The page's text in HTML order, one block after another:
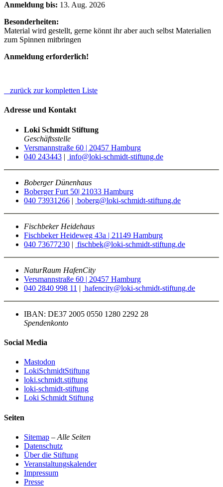
Anmeldung bis: 13. Aug. 2026
Besonderheiten:
Material wird gestellt, gerne könnt ihr aber auch selbst Materialien
zum Spinnen mitbringen
Anmeldung erforderlich!
zurück zur kompletten Liste
Adresse und Kontakt
Loki Schmidt Stiftung
Geschäftsstelle
Versmannstraße 60 | 20457 Hamburg
040 243443 | info@loki-schmidt-stiftung.de
Boberger Dünenhaus
Boberger Furt 50| 21033 Hamburg
040 73931266 | boberg@loki-schmidt-stiftung.de
Fischbeker Heidehaus
Fischbeker Heideweg 43a | 21149 Hamburg
040 73677230 | fischbek@loki-schmidt-stiftung.de
NaturRaum HafenCity
Versmannstraße 60 | 20457 Hamburg
040 2840 998 11 | hafencity@loki-schmidt-stiftung.de
IBAN: DE37 2005 0550 1280 2292 28
Spendenkonto
Social Media
Mastodon
LokiSchmidtStiftung
loki.schmidt.stiftung
loki-schmidt-stiftung
Loki Schmidt Stiftung
Seiten
Sitemap – Alle Seiten
Datenschutz
Über die Stiftung
Veranstaltungskalender
Impressum
Presse